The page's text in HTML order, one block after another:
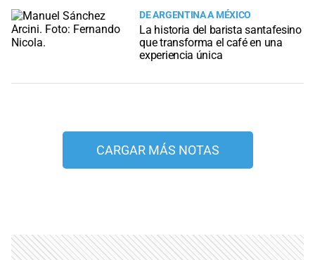
DE ARGENTINA A MÉXICO
La historia del barista santafesino
que transforma el café en una
experiencia única
CARGAR MÁS NOTAS